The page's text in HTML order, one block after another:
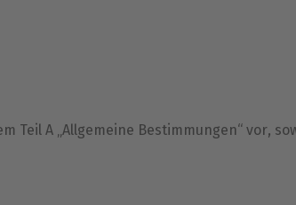
A „Allgemeine Bestimmungen“ vor,